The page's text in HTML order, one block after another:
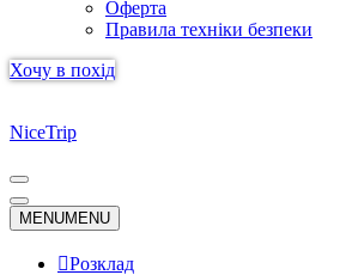
Оферта
Правила техніки безпеки
Хочу в похід
NiceTrip
Меню
навігації
Меню
навігації
MENUMENU
Розклад